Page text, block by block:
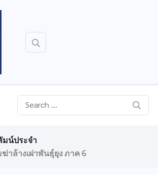
มน์ประจำ
าล้างเผ่าพันธุ์ยุง ภาค 6